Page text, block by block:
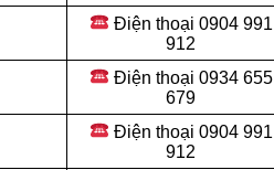
Điện thoại 0904 991
912
Điện thoại 0934 655
679
Điện thoại 0904 991
912